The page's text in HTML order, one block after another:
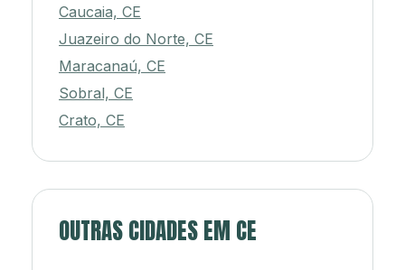
Caucaia, CE
Juazeiro do Norte, CE
Maracanaú, CE
Sobral, CE
Crato, CE
OUTRAS CIDADES EM CE